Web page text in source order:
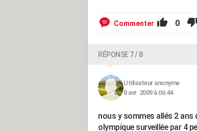
Commenter 0
RÉPONSE 7 / 8
Utilisateur anonyme
8 avr. 2009 à 06:44
nous y sommes allés 2 ans
olympique surveillée par 4